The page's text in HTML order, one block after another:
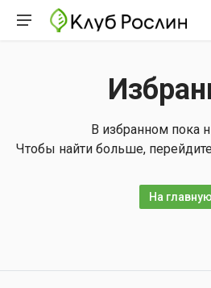
В избранном пока
Чтобы найти больше,
На главную